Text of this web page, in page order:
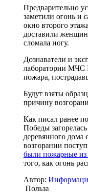
Предварительно
заметили огонь и
окно второго
доставили
сломала ногу.
Дознаватели и
лаборатории МЧС
пожара,
Будут взяты
причину
Как писал ранее
Победы
деревянного
возгорании
были пожарные
того, как огонь
Автор:
Польза